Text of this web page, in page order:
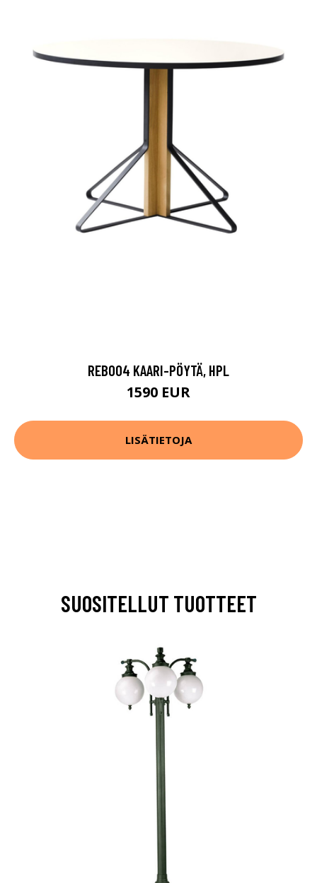
REB004 KAARI-PÖYTÄ, HPL
1590 EUR
LISÄTIETOJA
SUOSITELLUT TUOTTEET